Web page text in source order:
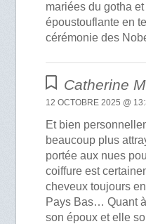
mariées du gotha
époustouflante en
cérémonie des
Catherine
12 OCTOBRE 2025 @
Et bien
beaucoup plus
portée aux nues
coiffure est
cheveux toujours
Pays Bas… Quant
son époux et elle